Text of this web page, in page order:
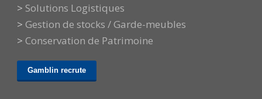
> Solutions Logistiques
> Gestion de stocks / Garde-meubles
> Conservation de Patrimoine
Gamblin recrute